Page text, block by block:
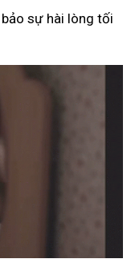
sự hài lòng tối